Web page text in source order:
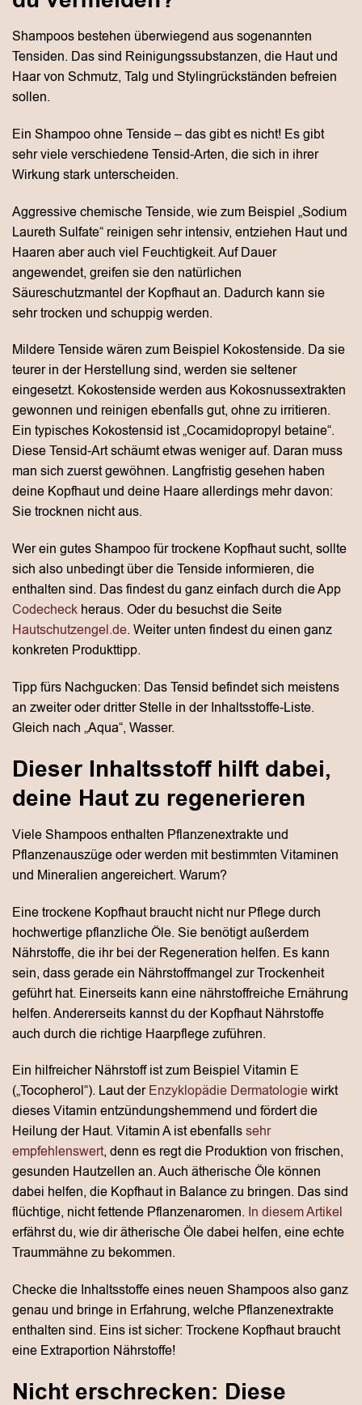
Shampoos bestehen überwiegend aus sogenannten
Tensiden. Das sind Reinigungssubstanzen, die Haut und
Haar von Schmutz, Talg und Stylingrückständen befreien
sollen.
Ein Shampoo ohne Tenside – das gibt es nicht! Es gibt
sehr viele verschiedene Tensid-Arten, die sich in ihrer
Wirkung stark unterscheiden.
Aggressive chemische Tenside, wie zum Beispiel „Sodium
Laureth Sulfate“ reinigen sehr intensiv, entziehen Haut und
Haaren aber auch viel Feuchtigkeit. Auf Dauer
angewendet, greifen sie den natürlichen
Säureschutzmantel der Kopfhaut an. Dadurch kann sie
sehr trocken und schuppig werden.
Mildere Tenside wären zum Beispiel Kokostenside. Da sie
teurer in der Herstellung sind, werden sie seltener
eingesetzt. Kokostenside werden aus Kokosnussextrakten
gewonnen und reinigen ebenfalls gut, ohne zu irritieren.
Ein typisches Kokostensid ist „Cocamidopropyl betaine“.
Diese Tensid-Art schäumt etwas weniger auf. Daran muss
man sich zuerst gewöhnen. Langfristig gesehen haben
deine Kopfhaut und deine Haare allerdings mehr davon:
Sie trocknen nicht aus.
Wer ein gutes Shampoo für trockene Kopfhaut sucht, sollte
sich also unbedingt über die Tenside informieren, die
enthalten sind. Das findest du ganz einfach durch die App
Codecheck heraus. Oder du besuchst die Seite
Hautschutzengel.de. Weiter unten findest du einen ganz
konkreten Produkttipp.
Tipp fürs Nachgucken: Das Tensid befindet sich meistens
an zweiter oder dritter Stelle in der Inhaltsstoffe-Liste.
Gleich nach „Aqua“, Wasser.
Dieser Inhaltsstoff hilft dabei,
deine Haut zu regenerieren
Viele Shampoos enthalten Pflanzenextrakte und
Pflanzenauszüge oder werden mit bestimmten Vitaminen
und Mineralien angereichert. Warum?
Eine trockene Kopfhaut braucht nicht nur Pflege durch
hochwertige pflanzliche Öle. Sie benötigt außerdem
Nährstoffe, die ihr bei der Regeneration helfen. Es kann
sein, dass gerade ein Nährstoffmangel zur Trockenheit
geführt hat. Einerseits kann eine nährstoffreiche Ernährung
helfen. Andererseits kannst du der Kopfhaut Nährstoffe
auch durch die richtige Haarpflege zuführen.
Ein hilfreicher Nährstoff ist zum Beispiel Vitamin E
(„Tocopherol“). Laut derEnzyklopädie Dermatologiewirkt
dieses Vitamin entzündungshemmend und fördert die
Heilung der Haut. Vitamin A ist ebenfallssehr
empfehlenswert, denn es regt die Produktion von frischen,
gesunden Hautzellen an. Auch ätherische Öle können
dabei helfen, die Kopfhaut in Balance zu bringen. Das sind
flüchtige, nicht fettende Pflanzenaromen. In diesem Artikel
erfährst du, wie dir ätherische Öle dabei helfen, eine echte
Traummähne zu bekommen.
Checke die Inhaltsstoffe eines neuen Shampoos also ganz
genau und bringe in Erfahrung, welche Pflanzenextrakte
enthalten sind. Eins ist sicher: Trockene Kopfhaut braucht
eine Extraportion Nährstoffe!
Nicht erschrecken: Diese